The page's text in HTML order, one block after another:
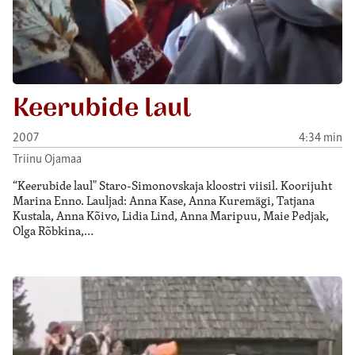
Keerubide laul
2007
4:34 min
Triinu Ojamaa
“Keerubide laul" Staro-Simonovskaja kloostri viisil. Koorijuht
Marina Enno. Lauljad: Anna Kase, Anna Kuremägi, Tatjana
Kustala, Anna Kõivo, Lidia Lind, Anna Maripuu, Maie Pedjak,
Olga Rõbkina,…